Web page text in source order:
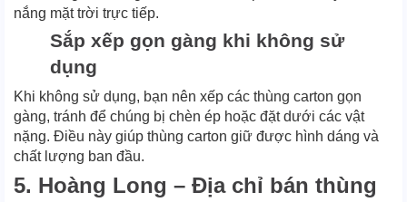
nắng mặt trời trực tiếp.
Sắp xếp gọn gàng khi không sử
dụng
Khi không sử dụng, bạn nên xếp các thùng carton gọn
gàng, tránh để chúng bị chèn ép hoặc đặt dưới các vật
nặng. Điều này giúp thùng carton giữ được hình dáng và
chất lượng ban đầu.
5. Hoàng Long – Địa chỉ bán thùng